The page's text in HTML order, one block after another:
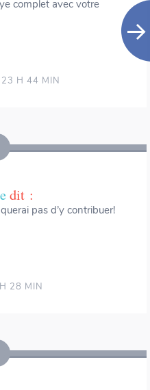
complet avec votre
H 44 MIN
dit :
pas d’y contribuer!
28 MIN